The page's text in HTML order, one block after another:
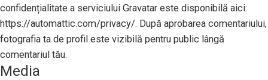
confidențialitate a serviciului Gravatar este disponibilă aici:
https://automattic.com/privacy/. După aprobarea comentariului,
fotografia ta de profil este vizibilă pentru public lângă
comentariul tău.
Media